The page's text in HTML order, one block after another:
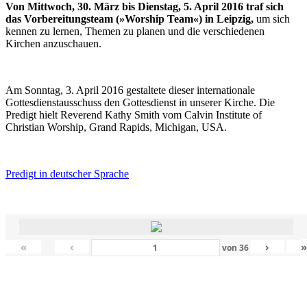
Von Mittwoch, 30. März bis Dienstag, 5. April 2016 traf sich
das Vorbereitungsteam (»Worship Team«) in Leipzig, um sich
kennen zu lernen, Themen zu planen und die verschiedenen
Kirchen anzuschauen.
Am Sonntag, 3. April 2016 gestaltete dieser internationale
Gottesdienstausschuss den Gottesdienst in unserer Kirche. Die
Predigt hielt Reverend Kathy Smith vom Calvin Institute of
Christian Worship, Grand Rapids, Michigan, USA.
Predigt in deutscher Sprache
« ‹ von 36 › »